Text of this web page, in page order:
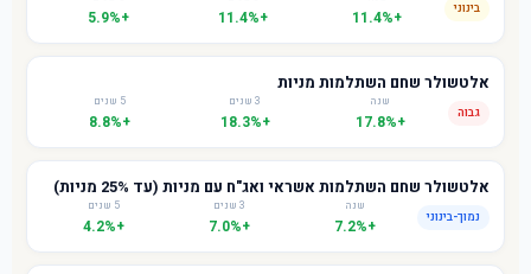
בינוני +11.4%
+11.4%
+5.9%
אלטשולר שחם השתלמות מניות
גבוה
שנה
+17.8%
3 שנים
+18.3%
5 שנים
+8.8%
אלטשולר שחם השתלמות אשראי ואג"ח עם מניות (עד 25% מניות)
נמוך-בינוני
שנה
+7.2%
3 שנים
+7.0%
5 שנים
+4.2%